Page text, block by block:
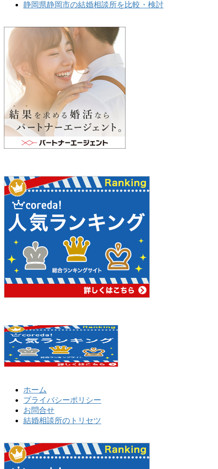
静岡県静岡市の結婚相談所を比較・検討
ホーム
プライバシーポリシー
お問合せ
結婚相談所のトリセツ